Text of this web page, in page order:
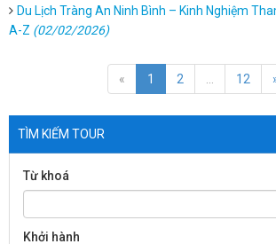
Du Lịch Tràng An Ninh Bình – Kinh Nghiệm
A-Z (02/02/2026)
« 1 2 12
TÌM KIẾM TOUR
Từ khoá
Khởi hành